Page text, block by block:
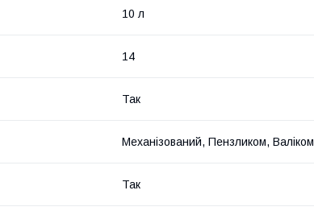
10 л
14
Так
Механізований, Пензликом, Валіком
Так